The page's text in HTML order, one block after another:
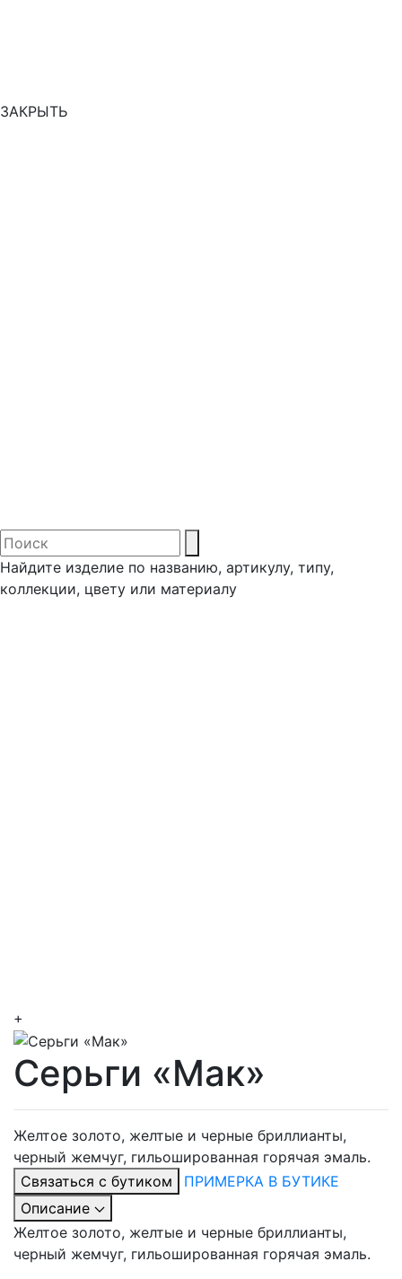
ЗАКРЫТЬ
Найдите изделие по названию, артикулу, типу,
коллекции, цвету или материалу
+
Серьги «Мак»
Желтое золото, желтые и черные бриллианты,
черный жемчуг, гильошированная горячая эмаль.
Связаться с бутиком
ПРИМЕРКА В БУТИКЕ
Описание
Желтое золото, желтые и черные бриллианты,
черный жемчуг, гильошированная горячая эмаль.